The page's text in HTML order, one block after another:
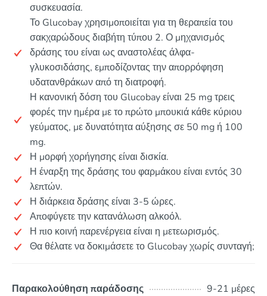
συσκευασία.
Το Glucobay χρησιμοποιείται για τη θεραπεία του
σακχαρώδους διαβήτη τύπου 2. Ο μηχανισμός
δράσης του είναι ως αναστολέας άλφα-
γλυκοσιδάσης, εμποδίζοντας την απορρόφηση
υδατανθράκων από τη διατροφή.
Η κανονική δόση του Glucobay είναι 25 mg τρεις
φορές την ημέρα με το πρώτο μπουκιά κάθε κύριου
γεύματος, με δυνατότητα αύξησης σε 50 mg ή 100
mg.
Η μορφή χορήγησης είναι δισκία.
Η έναρξη της δράσης του φαρμάκου είναι εντός 30
λεπτών.
Η διάρκεια δράσης είναι 3-5 ώρες.
Αποφύγετε την κατανάλωση αλκοόλ.
Η πιο κοινή παρενέργεια είναι η μετεωρισμός.
Θα θέλατε να δοκιμάσετε το Glucobay χωρίς συνταγή;
Παρακολούθηση παράδοσης
9-21 μέρες